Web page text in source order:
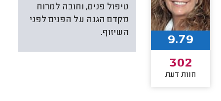
טיפול פנים, וחובה למרוח
מקדם הגנה על הפנים לפני
השיזוף.
9.79
302
חוות דעת